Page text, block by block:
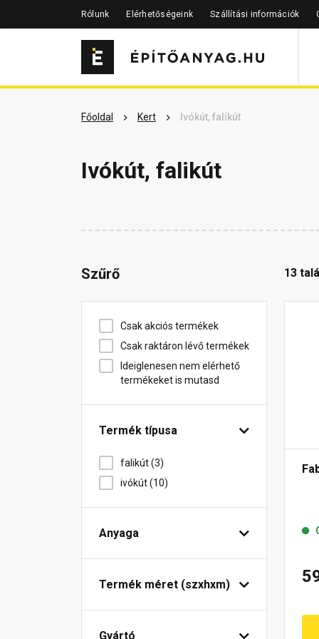
Rólunk Elérhetőségeink Szállítási információk
Főoldal Kert Ivókút, falikút
Ivókút, falikút
Szűrő
Csak akciós termékek
Csak raktáron lévő termékek
Ideiglenesen nem elérhető
termékeket is mutasd
Termék típusa
falikút (3)
ivókút (10)
Anyaga
Termék méret (szxhxm)
Gyártó
13